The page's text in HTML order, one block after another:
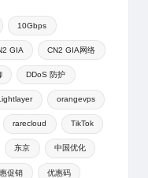
10Gbps
GIA CN2 GIA网络
DDoS 防护
orangevps
rarecloud TikTok
东京 中国优化
促销 优惠码